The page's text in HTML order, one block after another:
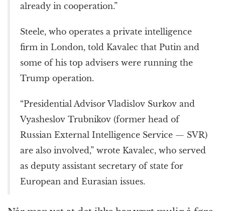
already in cooperation.”
Steele, who operates a private intelligence
firm in London, told Kavalec that Putin and
some of his top advisers were running the
Trump operation.
“Presidential Advisor Vladislov Surkov and
Vyasheslov Trubnikov (former head of
Russian External Intelligence Service — SVR)
are also involved,” wrote Kavalec, who served
as deputy assistant secretary of state for
European and Eurasian issues.